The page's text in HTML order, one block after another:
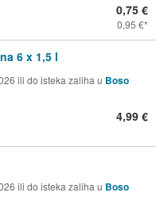
0,75 €
0,95 €
6 x 1,5 l
ili do isteka zaliha u Boso
4,99 €
ili do isteka zaliha u Boso